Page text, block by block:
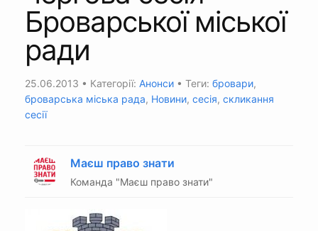
Броварської міської
ради
25.06.2013 • Категорії: Анонси • Теги: бровари,
броварська міська рада, Новини, сесія, скликання
сесії
Маєш право знати
Команда "Маєш право знати"